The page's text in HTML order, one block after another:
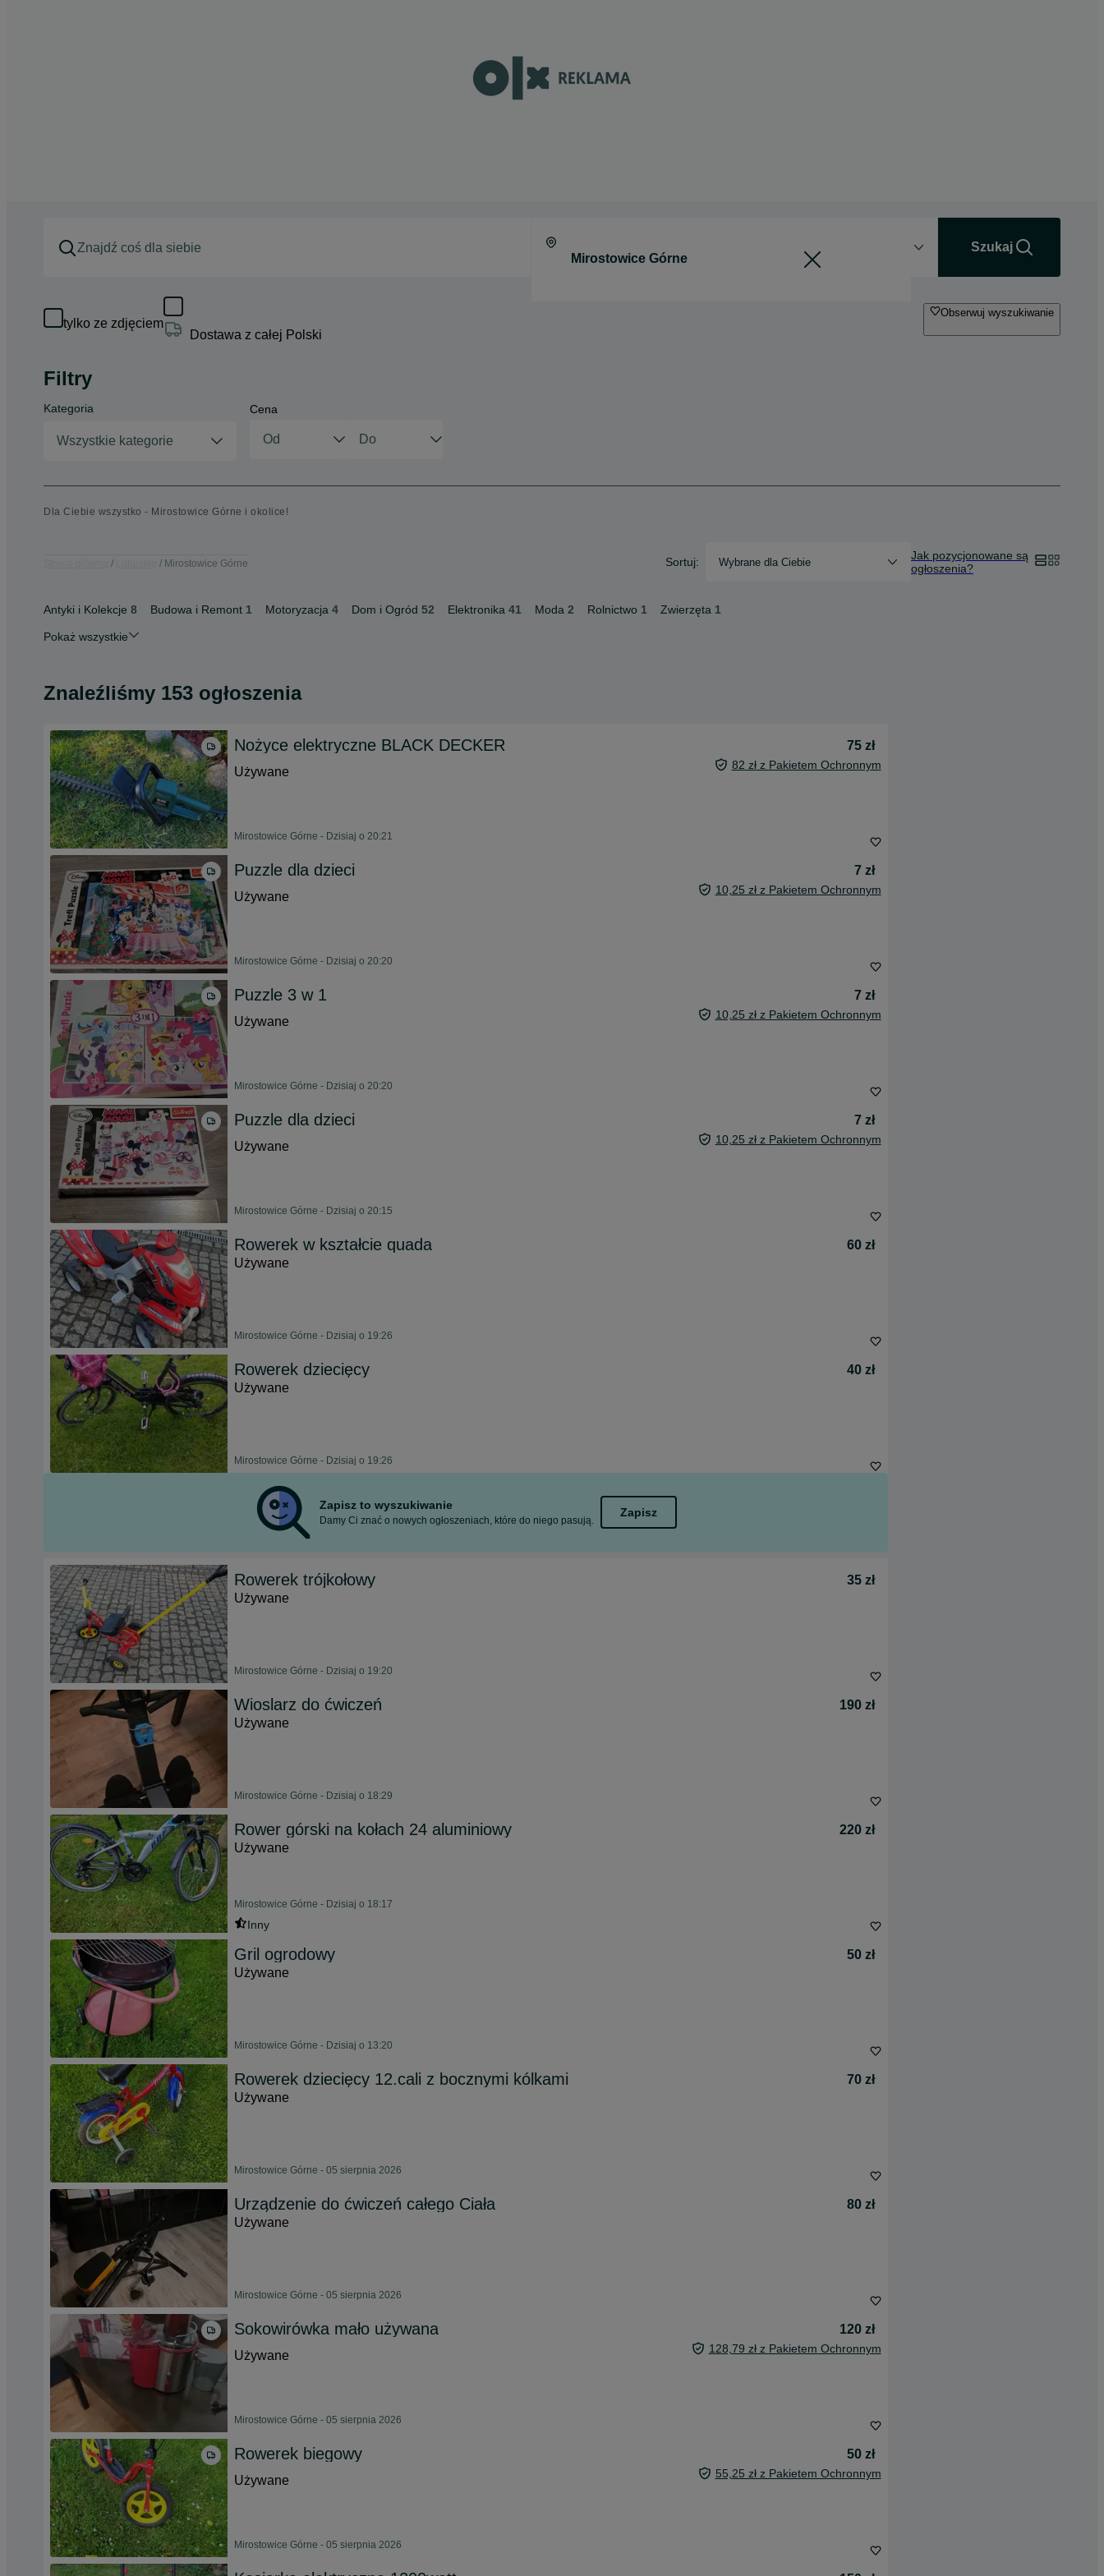
Szukaj
tylko ze zdjęciem
Dostawa z całej Polski
Obserwuj wyszukiwanie
Filtry
Kategoria
Wszystkie kategorie
Cena
Dla Ciebie wszystko - Mirostowice Górne i okolice!
Mirostowice Górne Sortuj: Wybrane dla Ciebie
Jak pozycjonowane są
ogłoszenia?
Antyki i Kolekcje 8 Budowa i Remont 1 Motoryzacja 4 Dom i Ogród 52 Elektronika 41 Moda 2 Rolnictwo 1 Zwierzęta 1
Pokaż wszystkie
Znaleźliśmy 153 ogłoszenia
Nożyce elektryczne BLACK DECKER
75 zł
Używane
82 zł z Pakietem Ochronnym
Mirostowice Górne - Dzisiaj o 20:21
Puzzle dla dzieci
7 zł
Używane
10,25 zł z Pakietem Ochronnym
Mirostowice Górne - Dzisiaj o 20:20
Puzzle 3 w 1
7 zł
Używane
10,25 zł z Pakietem Ochronnym
Mirostowice Górne - Dzisiaj o 20:20
Puzzle dla dzieci
7 zł
Używane
10,25 zł z Pakietem Ochronnym
Mirostowice Górne - Dzisiaj o 20:15
Rowerek w kształcie quada
60 zł
Używane
Mirostowice Górne - Dzisiaj o 19:26
Rowerek dziecięcy
40 zł
Używane
Mirostowice Górne - Dzisiaj o 19:26
Zapisz to wyszukiwanie
Damy Ci znać o nowych ogłoszeniach, które do niego pasują.
Zapisz
Rowerek trójkołowy
35 zł
Używane
Mirostowice Górne - Dzisiaj o 19:20
Wioslarz do ćwiczeń
190 zł
Używane
Mirostowice Górne - Dzisiaj o 18:29
Rower górski na kołach 24 aluminiowy
220 zł
Używane
Mirostowice Górne - Dzisiaj o 18:17
Inny
Gril ogrodowy
50 zł
Używane
Mirostowice Górne - Dzisiaj o 13:20
Rowerek dziecięcy 12.cali z bocznymi kólkami
70 zł
Używane
Mirostowice Górne - 05 sierpnia 2026
Urządzenie do ćwiczeń całego Ciała
80 zł
Używane
Mirostowice Górne - 05 sierpnia 2026
Sokowirówka mało używana
120 zł
Używane
128,79 zł z Pakietem Ochronnym
Mirostowice Górne - 05 sierpnia 2026
Rowerek biegowy
50 zł
Używane
55,25 zł z Pakietem Ochronnym
Mirostowice Górne - 05 sierpnia 2026